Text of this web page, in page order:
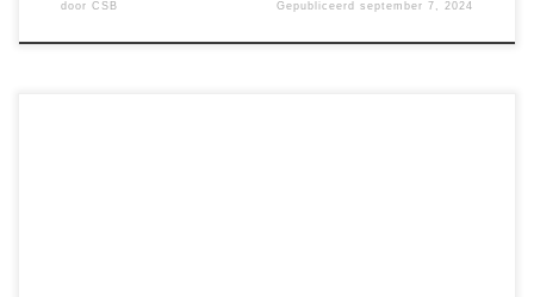
door CSB Gepubliceerdseptember 7, 2024